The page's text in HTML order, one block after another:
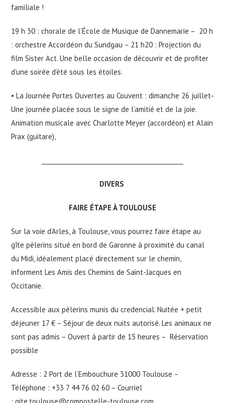
familiale !
19 h 30 : chorale de l’École de Musique de Dannemarie – 20 h
: orchestre Accordéon du Sundgau – 21 h20 : Projection du
film Sister Act. Une belle occasion de découvrir et de profiter
d’une soirée d’été sous les étoiles.
• La Journée Portes Ouvertes au Couvent : dimanche 26 juillet-
Une journée placée sous le signe de l’amitié et de la joie.
Animation musicale avec Charlotte Meyer (accordéon) et Alain
Prax (guitare),
DIVERS
FAIRE ÉTAPE À TOULOUSE
Sur la voie d’Arles, à Toulouse, vous pourrez faire étape au
gîte pèlerins situé en bord de Garonne à proximité du canal
du Midi, idéalement placé directement sur le chemin,
informent Les Amis des Chemins de Saint-Jacques en
Occitanie.
Accessible aux pèlerins munis du credencial. Nuitée + petit
déjeuner 17 € – Séjour de deux nuits autorisé. Les animaux ne
sont pas admis – Ouvert à partir de 15 heures – Réservation
possible
Adresse : 2 Port de l’Embouchure 31000 Toulouse –
Téléphone : +33 7 44 76 02 60 – Courriel